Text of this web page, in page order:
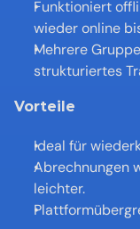
Funktioniert
wieder online
Mehrere
strukturiertes
Vorteile
Ideal für
Abrechnungen
leichter.